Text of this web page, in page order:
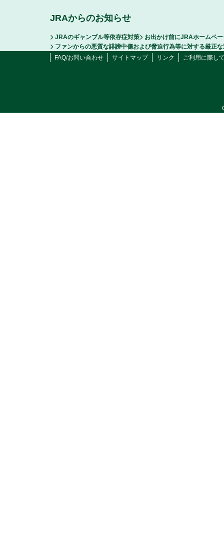
JRAからのお知らせ
JRAのギャンブル等依存症対策
お出かけ前にJRAホームペ
ファンからの悪質な誹謗中傷および脅迫行為等に対する厳正
FAQ/お問い合わせ
サイトマップ リンク ご利用に際し